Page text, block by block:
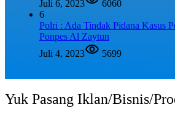
Juli 6, 2023
6060
6
Polri : Ada Tindak Pidana Kasus
Ponpes Al Zaytun
Juli 4, 2023
5699
Yuk Pasang Iklan/Bisnis/